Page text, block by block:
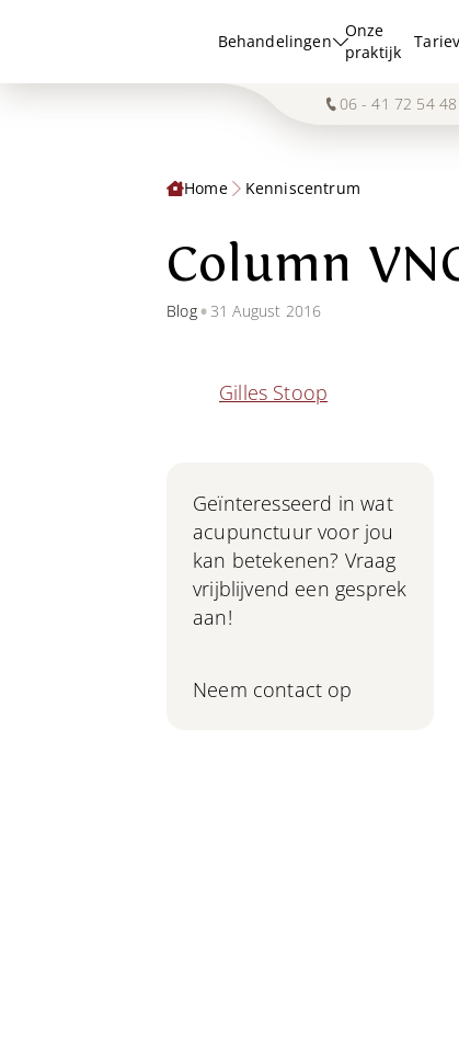
Behandelingen
Onze
praktijk
06 - 41 72 54 48
Home Kenniscentrum
Column
Blog•31 August 2016
Gilles Stoop
Geïnteresseerd in wat
acupunctuur voor jou
kan betekenen? Vraag
vrijblijvend een gesprek
aan!
Neem contact op